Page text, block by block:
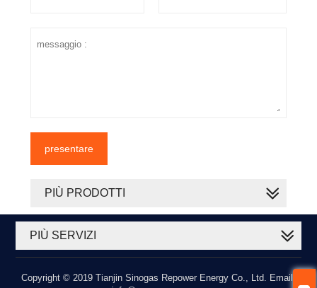
presentare
PIÙ PRODOTTI
PIÙ SERVIZI
Copyright © 2019 Tianjin Sinogas Repower Energy Co., Ltd. Email: